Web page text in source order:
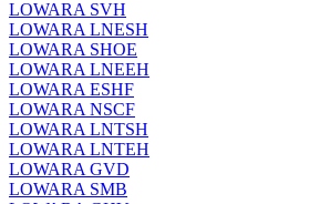
LOWARA SVH
LOWARA LNESH
LOWARA SHOE
LOWARA LNEEH
LOWARA ESHF
LOWARA NSCF
LOWARA LNTSH
LOWARA LNTEH
LOWARA GVD
LOWARA SMB